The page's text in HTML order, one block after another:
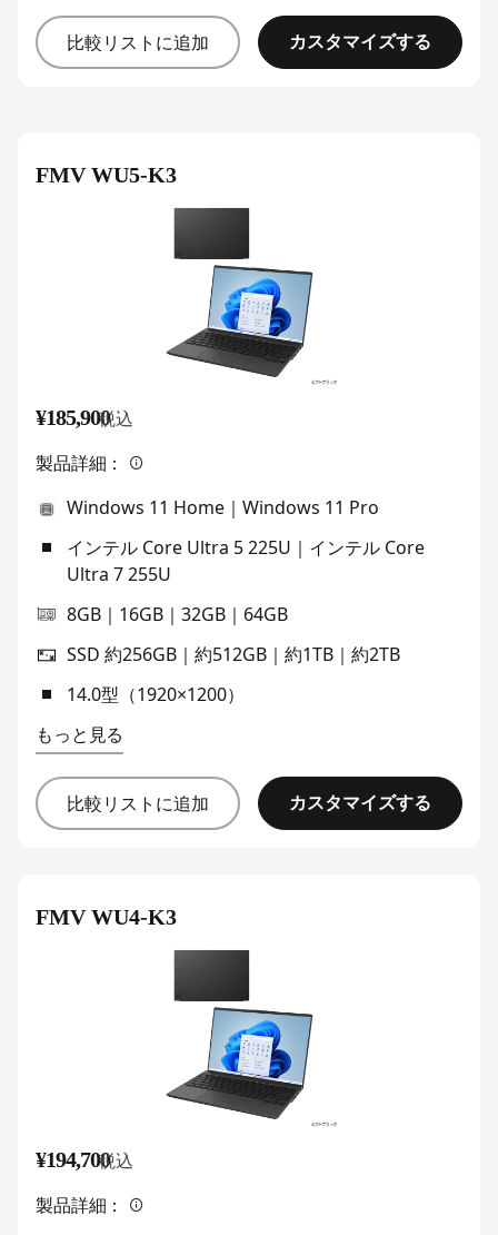
比較リストに追加 カスタマイズする
FMV WU5-K3
¥185,900税込
製品詳細：
Windows 11 Home｜Windows 11 Pro
インテル Core Ultra 5 225U｜インテル Core
Ultra 7 255U
8GB｜16GB｜32GB｜64GB
SSD 約256GB｜約512GB｜約1TB｜約2TB
14.0型（1920×1200）
もっと見る
比較リストに追加 カスタマイズする
FMV WU4-K3
¥194,700税込
製品詳細：